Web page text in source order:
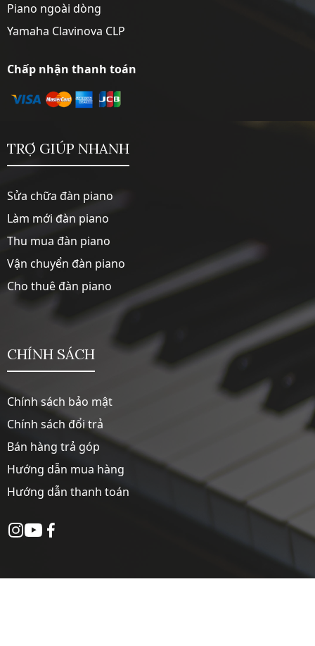
Piano ngoài dòng
Yamaha Clavinova CLP
Chấp nhận thanh toán
TRỢ GIÚP NHANH
Sửa chữa đàn piano
Làm mới đàn piano
Thu mua đàn piano
Vận chuyển đàn piano
Cho thuê đàn piano
CHÍNH SÁCH
Chính sách bảo mật
Chính sách đổi trả
Bán hàng trả góp
Hướng dẫn mua hàng
Hướng dẫn thanh toán